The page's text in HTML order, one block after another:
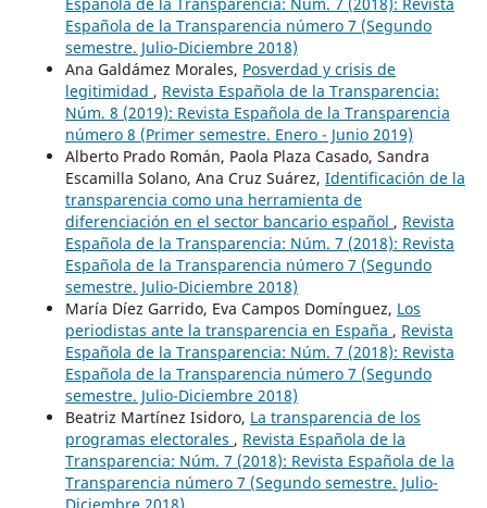
Española de la Transparencia número 7 (Segundo
semestre. Julio-Diciembre 2018)
Ana Galdámez Morales, Posverdad y crisis de
legitimidad , Revista Española de la Transparencia:
Núm. 8 (2019): Revista Española de la Transparencia
número 8 (Primer semestre. Enero - Junio 2019)
Alberto Prado Román, Paola Plaza Casado, Sandra
Escamilla Solano, Ana Cruz Suárez, Identificación de la
transparencia como una herramienta de
diferenciación en el sector bancario español , Revista
Española de la Transparencia: Núm. 7 (2018): Revista
Española de la Transparencia número 7 (Segundo
semestre. Julio-Diciembre 2018)
María Díez Garrido, Eva Campos Domínguez, Los
periodistas ante la transparencia en España , Revista
Española de la Transparencia: Núm. 7 (2018): Revista
Española de la Transparencia número 7 (Segundo
semestre. Julio-Diciembre 2018)
Beatriz Martínez Isidoro, La transparencia de los
programas electorales , Revista Española de la
Transparencia: Núm. 7 (2018): Revista Española de la
Transparencia número 7 (Segundo semestre. Julio-